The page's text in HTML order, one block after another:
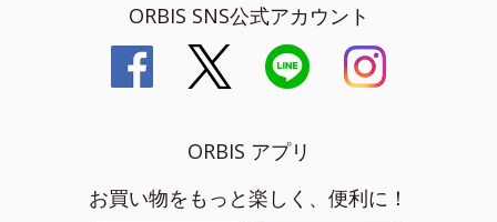
ORBIS SNS公式アカウント
ORBIS アプリ
お買い物をもっと楽しく、便利に！